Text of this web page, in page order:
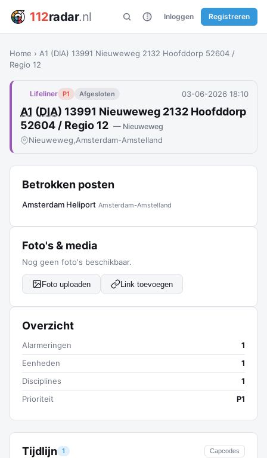
112radar.nl Inloggen Registreren
Home › A1 (DIA) 13991 Nieuweweg 2132 Hoofddorp 52604 /
Regio 12
Lifeliner P1 Afgesloten 03-06-2026 18:10
A1 (DIA) 13991 Nieuweweg 2132 Hoofddorp
52604 / Regio 12 — Nieuweweg
Nieuweweg,Amsterdam-Amstelland
Tijdlijn 1 Capcodes
Betrokken posten
Amsterdam Heliport Amsterdam-Amstelland
Foto's & media
Nog geen foto's beschikbaar.
Foto uploaden Link toevoegen
Overzicht
Alarmeringen
1
Eenheden
1
Disciplines
1
Prioriteit
P1